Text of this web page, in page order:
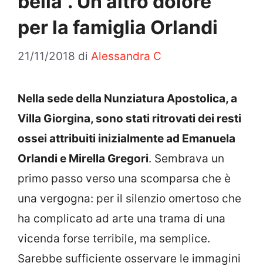
per la famiglia Orlandi
21/11/2018 di Alessandra C
Nella sede della Nunziatura Apostolica, a
Villa Giorgina, sono stati ritrovati dei resti
ossei attribuiti inizialmente ad Emanuela
Orlandi e Mirella Gregori. Sembrava un
primo passo verso una scomparsa che è
una vergogna: per il silenzio omertoso che
ha complicato ad arte una trama di una
vicenda forse terribile, ma semplice.
Sarebbe sufficiente osservare le immagini